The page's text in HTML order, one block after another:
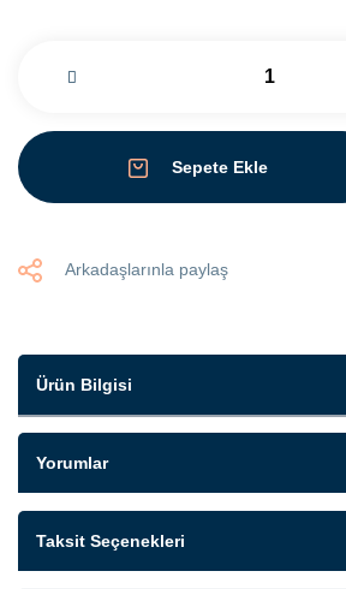
Sepete Ekle
Arkadaşlarınla paylaş
Ürün Bilgisi
Yorumlar
Taksit Seçenekleri